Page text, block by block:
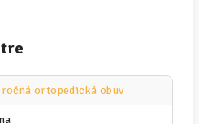
ortopedická obuv